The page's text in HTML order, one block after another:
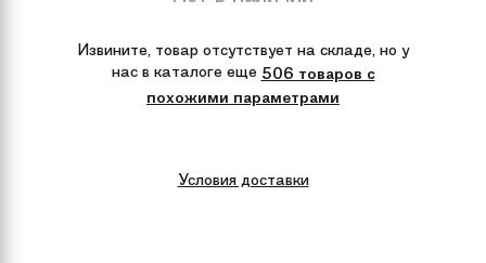
Извините, товар отсутствует на складе, но у
нас в каталоге еще 506 товаров с
похожими параметрами
Условия доставки